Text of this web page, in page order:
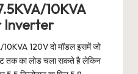
10KVA
Inverter
10KVA 120V दो मॉडल इसमें जो
तक का लोड चला सकते है लेकिन